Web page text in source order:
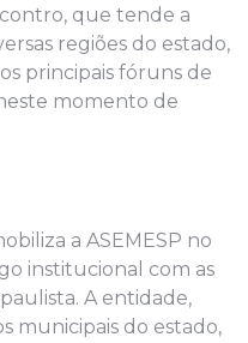
que tende a
regiões do estado,
principais fóruns de
momento de
a ASEMESP no
institucional com as
A entidade,
municipais do estado,